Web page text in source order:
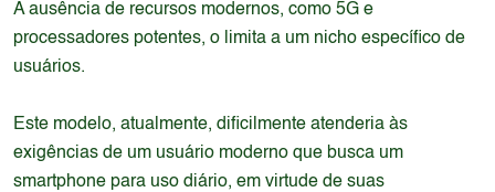
A ausência de recursos modernos, como 5G e
processadores potentes, o limita a um nicho específico de
usuários.
Este modelo, atualmente, dificilmente atenderia às
exigências de um usuário moderno que busca um
smartphone para uso diário, em virtude de suas